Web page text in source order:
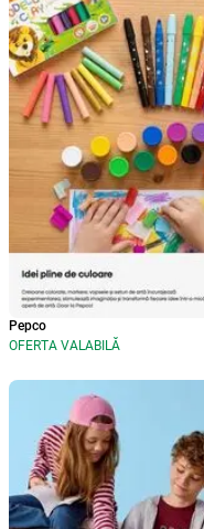
Pepco
OFERTA VALABILĂ